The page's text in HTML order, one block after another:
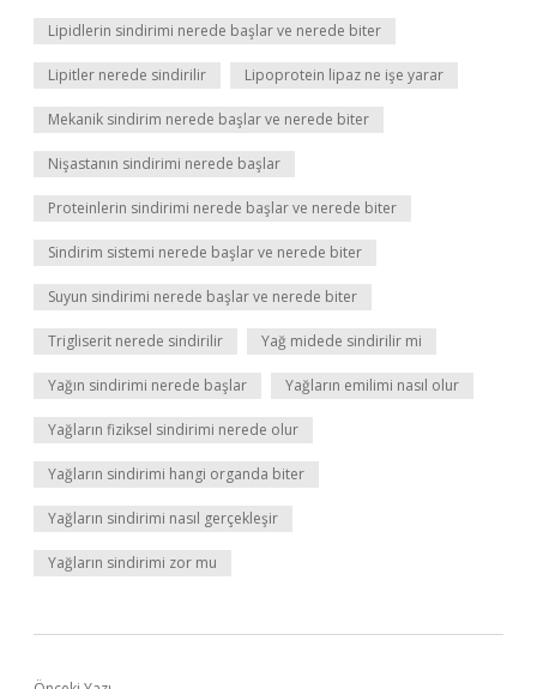
Lipidlerin sindirimi nerede başlar ve nerede biter
Lipitler nerede sindirilir Lipoprotein lipaz ne işe yarar
Mekanik sindirim nerede başlar ve nerede biter
Nişastanın sindirimi nerede başlar
Proteinlerin sindirimi nerede başlar ve nerede biter
Sindirim sistemi nerede başlar ve nerede biter
Suyun sindirimi nerede başlar ve nerede biter
Trigliserit nerede sindirilir Yağ midede sindirilir mi
Yağın sindirimi nerede başlar Yağların emilimi nasıl olur
Yağların fiziksel sindirimi nerede olur
Yağların sindirimi hangi organda biter
Yağların sindirimi nasıl gerçekleşir
Yağların sindirimi zor mu